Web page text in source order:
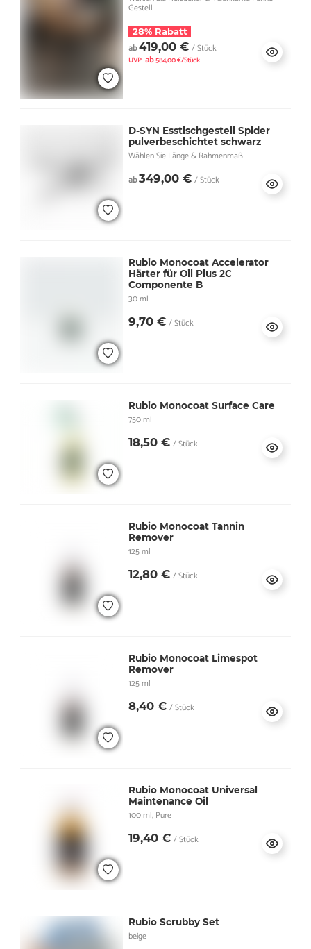
Gestell
28% Rabatt
ab419,00 € / Stück
UVP ab584,00 €/Stück
D-SYN Esstischgestell Spider
pulverbeschichtet schwarz
Wählen Sie Länge & Rahmenmaß
ab349,00 € / Stück
Rubio Monocoat Accelerator
Härter für Oil Plus 2C
Componente B
30 ml
9,70 € / Stück
Rubio Monocoat Surface Care
750 ml
18,50 € / Stück
Rubio Monocoat Tannin
Remover
125 ml
12,80 € / Stück
Rubio Monocoat Limespot
Remover
125 ml
8,40 € / Stück
Rubio Monocoat Universal
Maintenance Oil
100 ml, Pure
19,40 € / Stück
Rubio Scrubby Set
beige